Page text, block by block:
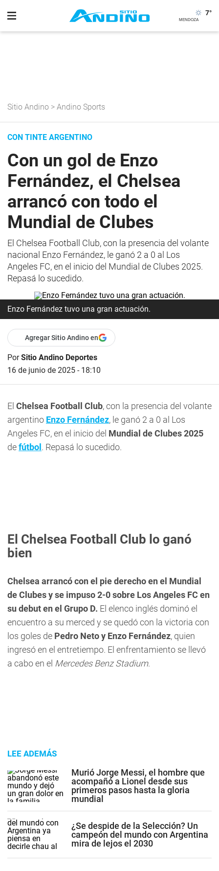
7°
Sitio Andino > Andino Sports
CON TINTE ARGENTINO
Con un gol de Enzo
Fernández, el Chelsea
arrancó con todo el
Mundial de Clubes
El Chelsea Football Club, con la presencia del volante
nacional Enzo Fernández, le ganó 2 a 0 al Los
Angeles FC, en el inicio del Mundial de Clubes 2025.
Repasá lo sucedido.
Enzo Fernández tuvo una gran actuación.
Agregar Sitio Andino en
PorSitio Andino Deportes
16 de junio de 2025 - 18:10
El Chelsea Football Club, con la presencia del volante
argentino Enzo Fernández, le ganó 2 a 0 al Los
Angeles FC, en el inicio del Mundial de Clubes 2025
defútbol . Repasá lo sucedido.
El Chelsea Football Club lo ganó
bien
Chelsea arrancó con el pie derecho en el Mundial
de Clubes y se impuso 2-0 sobre Los Angeles FC en
su debut en el Grupo D. El elenco inglés dominó el
encuentro a su merced y se quedó con la victoria con
los goles de Pedro Neto y Enzo Fernández, quien
ingresó en el entretiempo. El enfrentamiento se llevó
a cabo en el Mercedes Benz Stadium.
LEE ADEMÁS
Murió Jorge Messi, el hombre que
acompañó a Lionel desde sus
primeros pasos hasta la gloria
mundial
¿Se despide de la Selección? Un
campeón del mundo con Argentina
mira de lejos el 2030